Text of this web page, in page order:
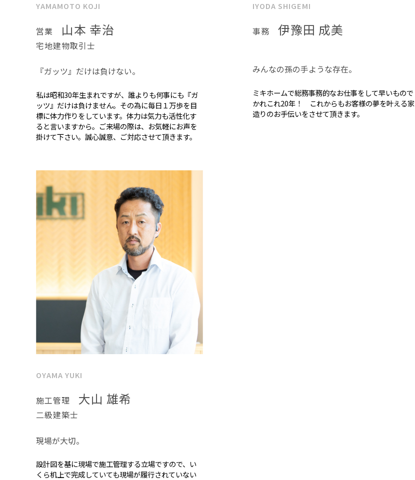
YAMAMOTO KOJI
営業 山本 幸治
宅地建物取引士
『ガッツ』だけは負けない。
私は昭和30年生まれですが、誰よりも何事にも『ガ
ッツ』だけは負けません。その為に毎日１万歩を目
標に体力作りをしています。体力は気力も活性化す
ると言いますから。ご来場の際は、お気軽にお声を
掛けて下さい。誠心誠意、ご対応させて頂きます。
IYODA SHIGEMI
事務 伊豫田 成美
みんなの孫の手ような存在。
ミキホームで総務事務的なお仕事をして早いもので
かれこれ20年！ これからもお客様の夢を叶える家
造りのお手伝いをさせて頂きます。
OYAMA YUKI
施工管理 大山 雄希
二級建築士
現場が大切。
設計図を基に現場で施工管理する立場ですので、い
くら机上で完成していても現場が履行されていない